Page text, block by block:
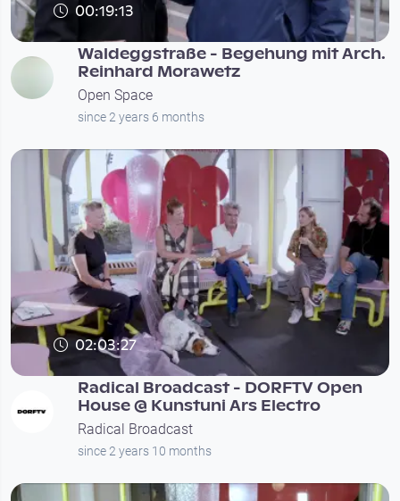
00:19:13
Waldeggstraße - Begehung mit Arch.
Reinhard Morawetz
Open Space
since 2 years 6 months
02:03:27
Radical Broadcast - DORFTV Open
House @ Kunstuni Ars Electro
Radical Broadcast
since 2 years 10 months